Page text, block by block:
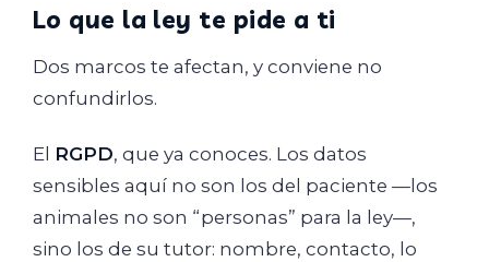
Lo que la ley te pide a ti
Dos marcos te afectan, y conviene no
confundirlos.
El RGPD, que ya conoces. Los datos
sensibles aquí no son los del paciente —los
animales no son “personas” para la ley—,
sino los de su tutor: nombre, contacto, lo